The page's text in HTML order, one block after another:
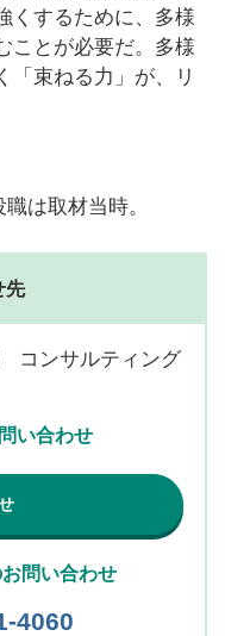
くするために、多様
ことが必要だ。多様
「束ねる力」が、リ
は取材当時。
先
コンサルティング
い合わせ
問い合わせ
4060